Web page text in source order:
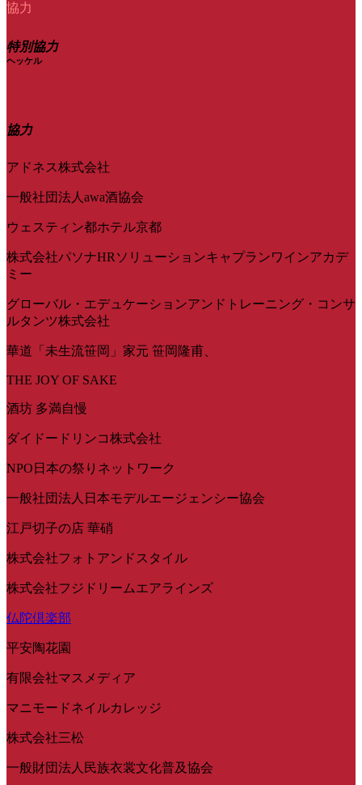
協力
特別協力
ヘッケル
協力
アドネス株式会社
一般社団法人awa酒協会
ウェスティン都ホテル京都
株式会社パソナHRソリューションキャプランワインアカデ
ミー
グローバル・エデュケーションアンドトレーニング・コンサ
ルタンツ株式会社
華道「未生流笹岡」家元 笹岡隆甫、
THE JOY OF SAKE
酒坊 多満自慢
ダイドードリンコ株式会社
NPO日本の祭りネットワーク
一般社団法人日本モデルエージェンシー協会
江戸切子の店 華硝
株式会社フォトアンドスタイル
株式会社フジドリームエアラインズ
仏陀倶楽部
平安陶花園
有限会社マスメディア
マニモードネイルカレッジ
株式会社三松
一般財団法人民族衣裳文化普及協会